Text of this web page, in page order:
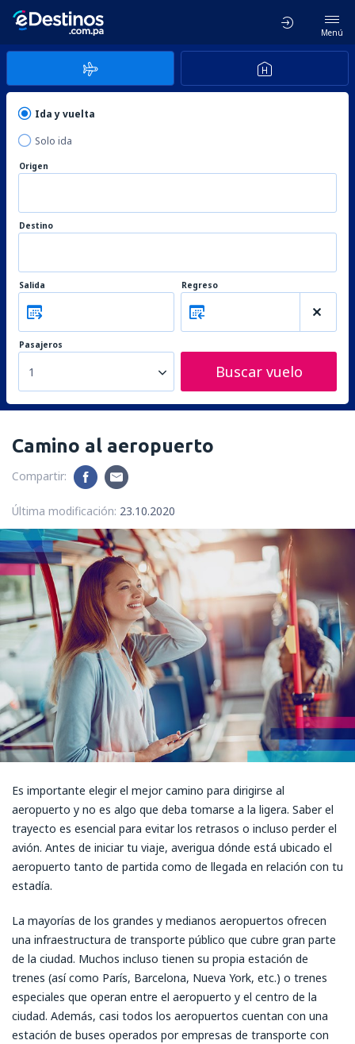
Menú
Ida y vuelta
Solo ida
Origen
Destino
Salida Regreso
Pasajeros
1 Buscar vuelo
Camino al aeropuerto
Compartir:
Última modificación: 23.10.2020
Es importante elegir el mejor camino para dirigirse al
aeropuerto y no es algo que deba tomarse a la ligera. Saber el
trayecto es esencial para evitar los retrasos o incluso perder el
avión. Antes de iniciar tu viaje, averigua dónde está ubicado el
aeropuerto tanto de partida como de llegada en relación con tu
estadía.
La mayorías de los grandes y medianos aeropuertos ofrecen
una infraestructura de transporte público que cubre gran parte
de la ciudad. Muchos incluso tienen su propia estación de
trenes (así como París, Barcelona, Nueva York, etc.) o trenes
especiales que operan entre el aeropuerto y el centro de la
ciudad. Además, casi todos los aeropuertos cuentan con una
estación de buses operados por empresas de transporte con